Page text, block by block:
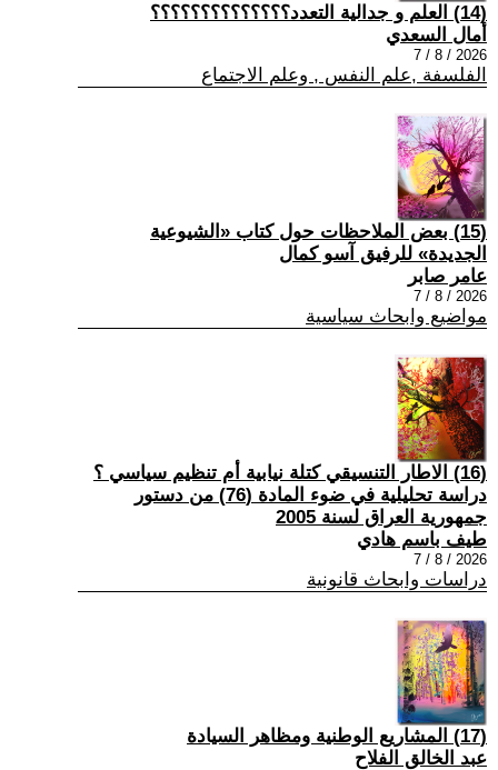
(14) العلم و جدالية التعدد؟؟؟؟؟؟؟؟؟؟؟؟؟؟
أمال السعدي
2026 / 8 / 7
الفلسفة ,علم النفس , وعلم الاجتماع
(15) بعض الملاحظات حول كتاب «الشيوعية
الجديدة» للرفيق آسو كمال
عامر صابر
2026 / 8 / 7
مواضيع وابحاث سياسية
(16) الاطار التنسيقي كتلة نيابية أم تنظيم سياسي ؟
دراسة تحليلية في ضوء المادة (76) من دستور
جمهورية العراق لسنة 2005
طيف باسم هادي
2026 / 8 / 7
دراسات وابحاث قانونية
(17) المشاريع الوطنية ومظاهر السيادة
عبد الخالق الفلاح